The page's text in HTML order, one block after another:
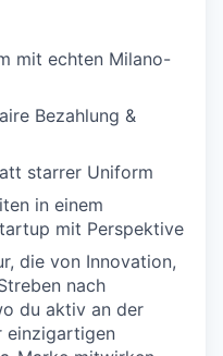
mit echten Milano-
Bezahlung &
starrer Uniform
in einem
mit Perspektive
die von Innovation,
nach
du aktiv an der
einzigartigen